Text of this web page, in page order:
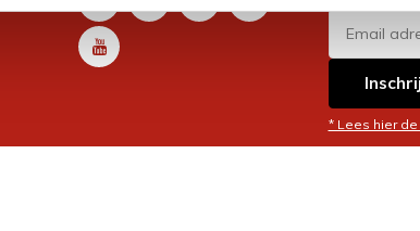
* Lees hier